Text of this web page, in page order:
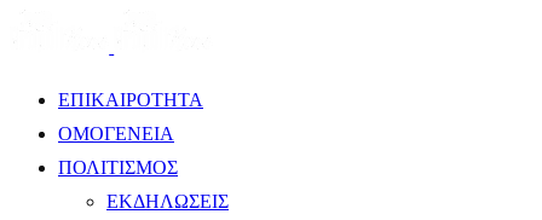
ΕΠΙΚΑΙΡΟΤΗΤΑ
ΟΜΟΓΕΝΕΙΑ
ΠΟΛΙΤΙΣΜΟΣ
ΕΚΔΗΛΩΣΕΙΣ